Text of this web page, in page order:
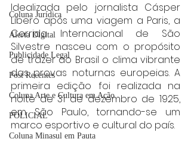
Coluna Jurídica
Alerta Digital
Publicidade Legal
Post Recentes
Coluna Arte e Cultura em Ação
POLICIAL
Coluna Minasul em Pauta
Idealizada pelo jornalista Cásper
Líbero após uma viagem a Paris, a
Corrida Internacional de São
Silvestre nasceu com o propósito
de trazer ao Brasil o clima vibrante
das provas noturnas europeias. A
primeira edição foi realizada na
noite de 31 de dezembro de 1925,
em São Paulo, tornando-se um
marco esportivo e cultural do país.